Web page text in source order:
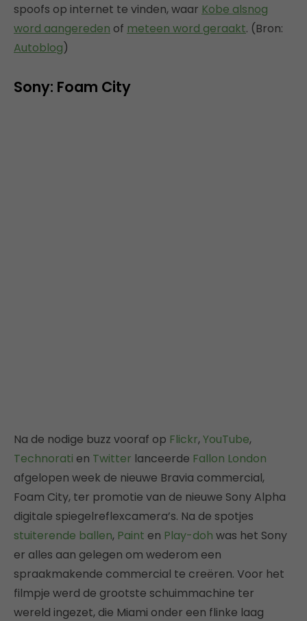
spoofs op internet te vinden, waar Kobe alsnog
word aangereden of meteen word geraakt. (Bron:
Autoblog)
Sony: Foam City
Na de nodige buzz vooraf op Flickr,YouTube,
Technorati en Twitter lanceerde Fallon London
afgelopen week de nieuwe Bravia commercial,
Foam City, ter promotie van de nieuwe Sony Alpha
digitale spiegelreflexcamera’s. Na de spotjes
stuiterende ballen, Paint en Play-doh was het Sony
er alles aan gelegen om wederom een
spraakmakende commercial te creëren. Voor het
filmpje werd de grootste schuimmachine ter
wereld ingezet, die Miami onder een flinke laag